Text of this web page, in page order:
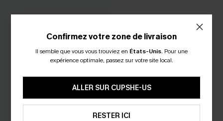
Confirmez votre zone de livraison
Il semble que vous vous trouviez en États-Unis. Pour une
expérience optimale, passez sur votre site local.
ALLER SUR CUPSHE-US
RESTER ICI